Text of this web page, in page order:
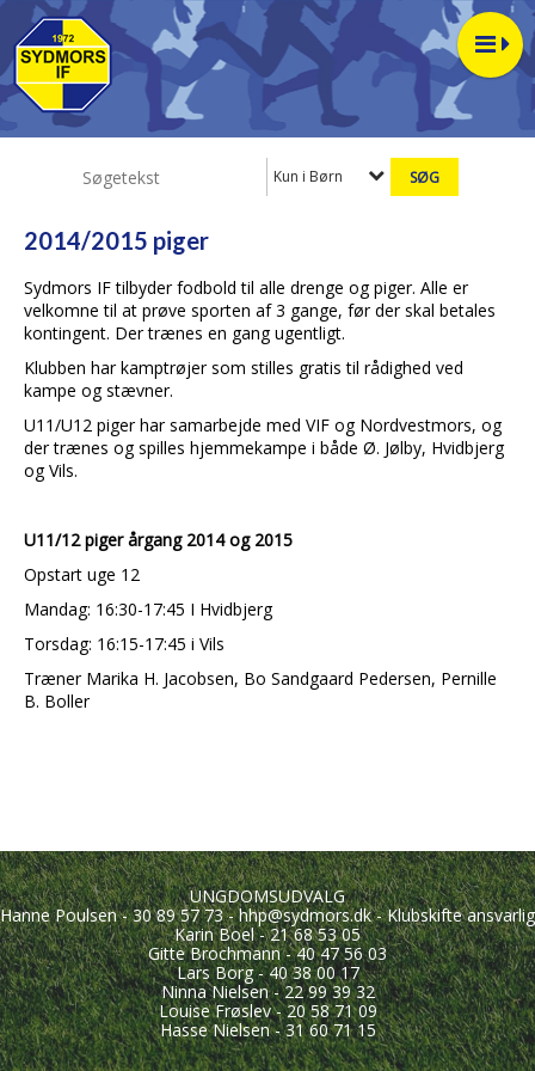
Kun i Børn
2014/2015 piger
Sydmors IF tilbyder fodbold til alle drenge og piger. Alle er
velkomne til at prøve sporten af 3 gange, før der skal betales
kontingent. Der trænes en gang ugentligt.
Klubben har kamptrøjer som stilles gratis til rådighed ved
kampe og stævner.
U11/U12 piger har samarbejde med VIF og Nordvestmors, og
der trænes og spilles hjemmekampe i både Ø. Jølby, Hvidbjerg
og Vils.
U11/12 piger årgang 2014 og 2015
Opstart uge 12
Mandag: 16:30-17:45 I Hvidbjerg
Torsdag: 16:15-17:45 i Vils
Træner Marika H. Jacobsen, Bo Sandgaard Pedersen, Pernille
B. Boller
UNGDOMSUDVALG
Hanne Poulsen - 30 89 57 73 - hhp@sydmors.dk - Klubskifte ansvarlig
Karin Boel - 21 68 53 05
Gitte Brochmann - 40 47 56 03
Lars Borg - 40 38 00 17
Ninna Nielsen - 22 99 39 32
Louise Frøslev - 20 58 71 09
Hasse Nielsen - 31 60 71 15